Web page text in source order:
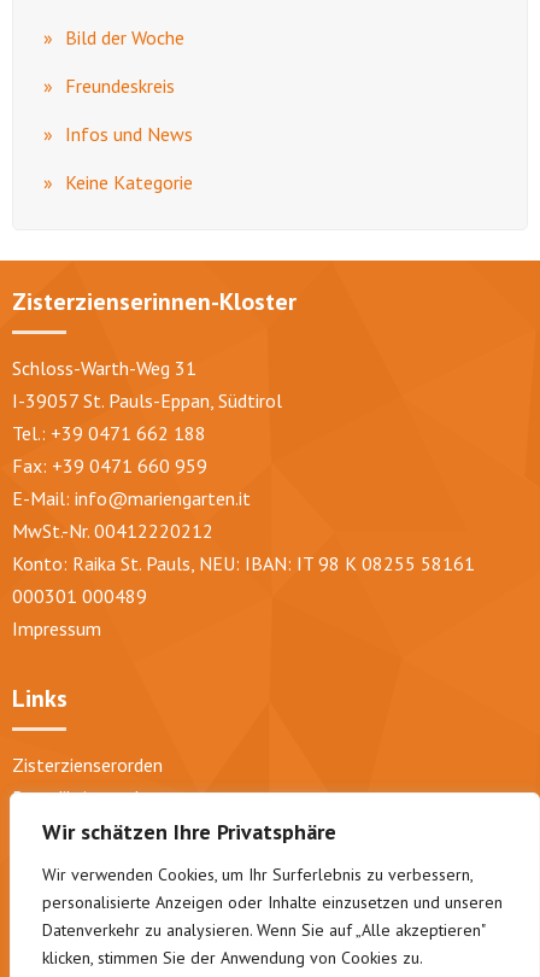
Wir schätzen Ihre Privatsphäre
Wir verwenden Cookies, um Ihr Surferlebnis zu verbessern,
personalisierte Anzeigen oder Inhalte einzusetzen und unseren
Datenverkehr zu analysieren. Wenn Sie auf „Alle akzeptieren"
klicken, stimmen Sie der Anwendung von Cookies zu.
Bild der Woche
Freundeskreis
Infos und News
Keine Kategorie
Zisterzienserinnen-Kloster
Schloss-Warth-Weg 31
I-39057 St. Pauls-Eppan, Südtirol
Tel.: +39 0471 662 188
Fax: +39 0471 660 959
E-Mail: info@mariengarten.it
MwSt.-Nr. 00412220212
Konto: Raika St. Pauls, NEU: IBAN: IT 98 K 08255 58161
000301 000489
Impressum
Links
Zisterzienserorden
Benediktinerorden
Trappisten
Abtei Lichtenthal
Pfarre St. Pauls
Geistliche Konzerte